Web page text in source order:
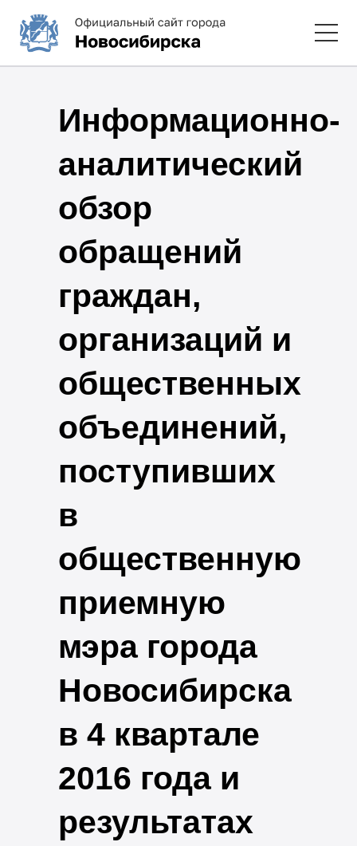
Информационно-
аналитический
обзор
обращений
граждан,
организаций и
общественных
объединений,
поступивших
в
общественную
приемную
мэра города
Новосибирска
в 4 квартале
2016 года и
результатах